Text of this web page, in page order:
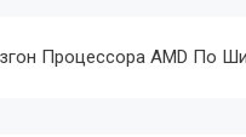
Процессора AMD По